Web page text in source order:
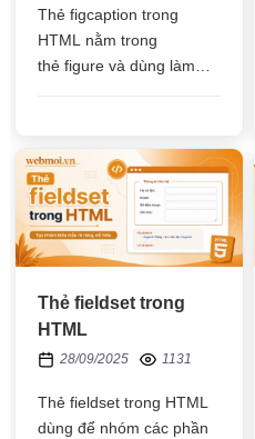
Thẻ figcaption trong
HTML nằm trong
thẻ figure và dùng làm
biểu đồ, sơ đồ,....
Thẻ fieldset trong
HTML
28/09/2025 1131
Thẻ fieldset trong HTML
dùng để nhóm các phần